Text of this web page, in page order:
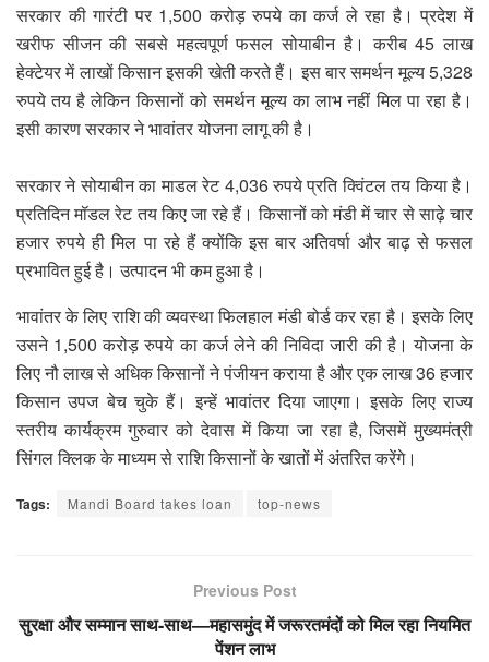
सरकार की गारंटी पर 1,500 करोड़ रुपये का कर्ज ले रहा है। प्रदेश में
खरीफ सीजन की सबसे महत्वपूर्ण फसल सोयाबीन है। करीब 45 लाख
हेक्टेयर में लाखों किसान इसकी खेती करते हैं। इस बार समर्थन मूल्य 5,328
रुपये तय है लेकिन किसानों को समर्थन मूल्य का लाभ नहीं मिल पा रहा है।
इसी कारण सरकार ने भावांतर योजना लागू की है।
सरकार ने सोयाबीन का माडल रेट 4,036 रुपये प्रति क्विंटल तय किया है।
प्रतिदिन मॉडल रेट तय किए जा रहे हैं। किसानों को मंडी में चार से साढ़े चार
हजार रुपये ही मिल पा रहे हैं क्योंकि इस बार अतिवर्षा और बाढ़ से फसल
प्रभावित हुई है। उत्पादन भी कम हुआ है।
भावांतर के लिए राशि की व्यवस्था फिलहाल मंडी बोर्ड कर रहा है। इसके लिए
उसने 1,500 करोड़ रुपये का कर्ज लेने की निविदा जारी की है। योजना के
लिए नौ लाख से अधिक किसानों ने पंजीयन कराया है और एक लाख 36 हजार
किसान उपज बेच चुके हैं। इन्हें भावांतर दिया जाएगा। इसके लिए राज्य
स्तरीय कार्यक्रम गुरुवार को देवास में किया जा रहा है, जिसमें मुख्यमंत्री
सिंगल क्लिक के माध्यम से राशि किसानों के खातों में अंतरित करेंगे।
Tags: Mandi Board takes loan top-news
Previous Post
सुरक्षा और सम्मान साथ-साथ—महासमुंद में जरूरतमंदों को मिल रहा नियमित
पेंशन लाभ